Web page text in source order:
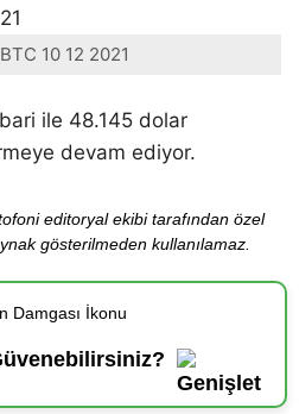
10 12 2021
ile 48.145 dolar
devam ediyor.
editoryal ekibi tarafından özel
gösterilmeden kullanılamaz.